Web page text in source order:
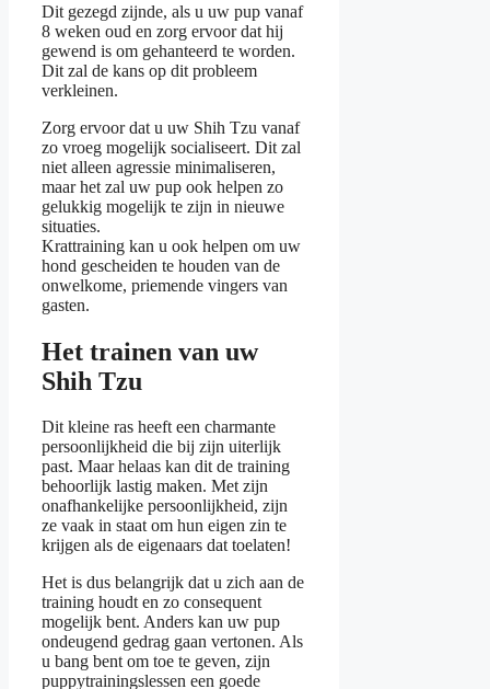
Dit gezegd zijnde, als u uw pup vanaf
8 weken oud en zorg ervoor dat hij
gewend is om gehanteerd te worden.
Dit zal de kans op dit probleem
verkleinen.
Zorg ervoor dat u uw Shih Tzu vanaf
zo vroeg mogelijk socialiseert. Dit zal
niet alleen agressie minimaliseren,
maar het zal uw pup ook helpen zo
gelukkig mogelijk te zijn in nieuwe
situaties.
Krattraining kan u ook helpen om uw
hond gescheiden te houden van de
onwelkome, priemende vingers van
gasten.
Het trainen van uw
Shih Tzu
Dit kleine ras heeft een charmante
persoonlijkheid die bij zijn uiterlijk
past. Maar helaas kan dit de training
behoorlijk lastig maken. Met zijn
onafhankelijke persoonlijkheid, zijn
ze vaak in staat om hun eigen zin te
krijgen als de eigenaars dat toelaten!
Het is dus belangrijk dat u zich aan de
training houdt en zo consequent
mogelijk bent. Anders kan uw pup
ondeugend gedrag gaan vertonen. Als
u bang bent om toe te geven, zijn
puppytrainingslessen een goede